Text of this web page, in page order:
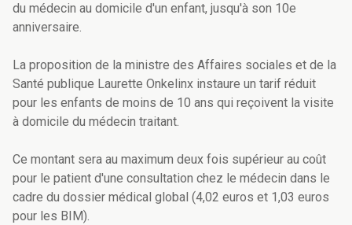
du médecin au domicile d'un enfant, jusqu'à son 10e
anniversaire.
La proposition de la ministre des Affaires sociales et de la
Santé publique Laurette Onkelinx instaure un tarif réduit
pour les enfants de moins de 10 ans qui reçoivent la visite
à domicile du médecin traitant.
Ce montant sera au maximum deux fois supérieur au coût
pour le patient d'une consultation chez le médecin dans le
cadre du dossier médical global (4,02 euros et 1,03 euros
pour les BIM).